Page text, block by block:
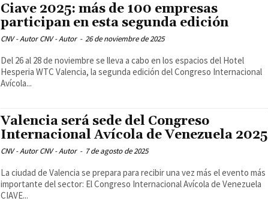
Ciave 2025: más de 100 empresas
participan en esta segunda edición
CNV - Autor CNV - Autor - 26 de noviembre de 2025
Del 26 al 28 de noviembre se lleva a cabo en los espacios del Hotel
Hesperia WTC Valencia, la segunda edición del Congreso Internacional
Avícola...
Valencia será sede del Congreso
Internacional Avícola de Venezuela 2025
CNV - Autor CNV - Autor - 7 de agosto de 2025
La ciudad de Valencia se prepara para recibir una vez más el evento más
importante del sector: El Congreso Internacional Avícola de Venezuela
CIAVE...